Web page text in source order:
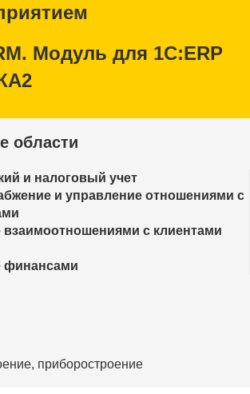
Модуль для 1С:ERP
области
и налоговый учет
и управление отношениями с
взаимоотношениями с клиентами
финансами
приборостроение